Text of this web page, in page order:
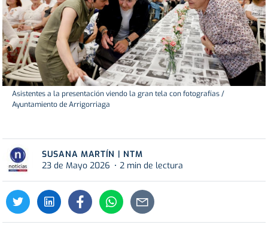
Asistentes a la presentación viendo la gran tela con fotografías /
Ayuntamiento de Arrigorriaga
SUSANA MARTÍN | NTM
23 de Mayo 2026
2 min de lectura